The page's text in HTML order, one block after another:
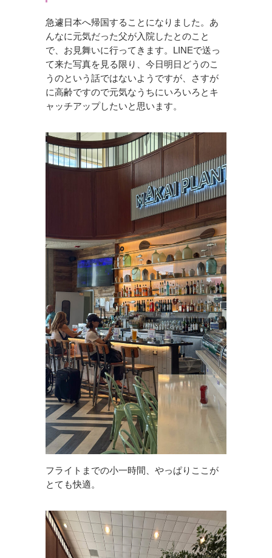
急遽日本へ帰国することになりました。あ
んなに元気だった父が入院したとのこと
で、お見舞いに行ってきます。LINEで送っ
て来た写真を見る限り、今日明日どうのこ
うのという話ではないようですが、さすが
に高齢ですので元気なうちにいろいろとキ
ャッチアップしたいと思います。
フライトまでの小一時間、やっぱりここが
とても快適。